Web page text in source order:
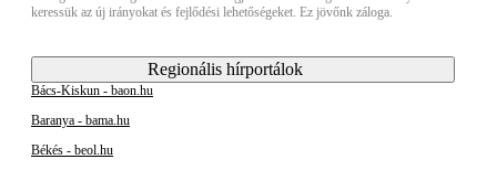
keressük az új irányokat és fejlődési lehetőségeket. Ez jövőnk záloga.
Regionális hírportálok
Bács-Kiskun - baon.hu
Baranya - bama.hu
Békés - beol.hu